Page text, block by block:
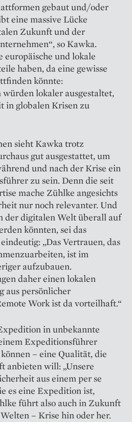
gebaut und/oder
eine massive Lücke
Zukunft und der
so Kawka.
und lokale
haben, da eine gewisse
könnte:
lokaler ausgestaltet,
in globalen Krisen zu
sieht Kawka trotz
gut ausgestattet, um
und nach der Krise ein
zu sein. Denn die seit
mache Zühlke angesichts
nur noch relevanter. Und
der digitalen Welt überall auf
könnten, sei das
„Das Vertrauen, das
ist im
aufzubauen.
daher einen lokalen
aus persönlicher
Work ist da vorteilhaft.“
in unbekannte
Expeditionsführer
– eine Qualität, die
anbieten will: „Unsere
aus einem per se
es eine Expedition ist,
führt also auch in Zukunft
– Krise hin oder her.